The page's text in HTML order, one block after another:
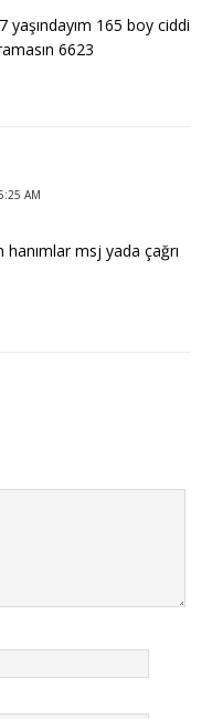
yaşındayım 165 boy ciddi
6623
AM
msj yada çağrı